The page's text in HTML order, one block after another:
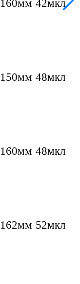
160мм 42мкл
150мм 48мкл
160мм 48мкл
162мм 52мкл